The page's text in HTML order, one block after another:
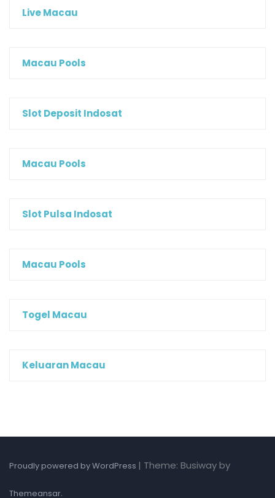
Live Macau
Macau Pools
Slot Deposit Indosat
Macau Pools
Slot Pulsa Indosat
Macau Pools
Togel Macau
Keluaran Macau
Proudly powered by WordPress | Theme: Busiway by
Themeansar.